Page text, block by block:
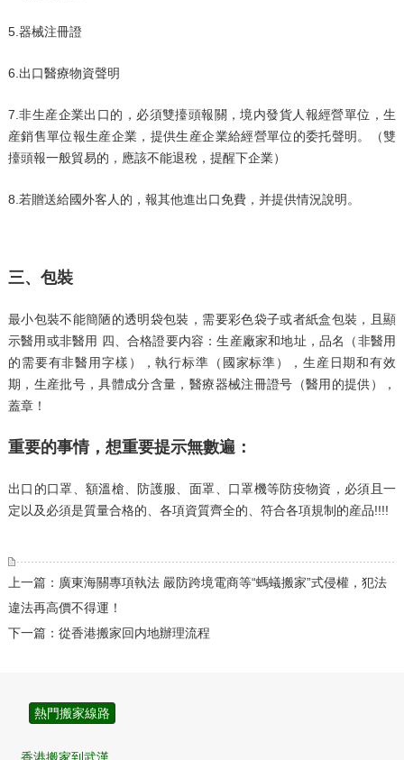
5.器械注冊證
6.出口醫療物資聲明
7.非生産企業出口的，必須雙擡頭報關，境内發貨人報經營單位，生
産銷售單位報生産企業，提供生産企業給經營單位的委托聲明。（雙
擡頭報一般貿易的，應該不能退稅，提醒下企業）
8.若贈送給國外客人的，報其他進出口免費，并提供情況說明。
三、包裝
最小包裝不能簡陋的透明袋包裝，需要彩色袋子或者紙盒包裝，且顯
示醫用或非醫用 四、合格證要内容：生産廠家和地址，品名（非醫用
的需要有非醫用字樣），執行标準（國家标準），生産日期和有效
期，生産批号，具體成分含量，醫療器械注冊證号（醫用的提供），
蓋章！
重要的事情，想重要提示無數遍：
出口的口罩、額溫槍、防護服、面罩、口罩機等防疫物資，必須且一
定以及必須是質量合格的、各項資質齊全的、符合各項規制的産品!!!!
上一篇：廣東海關專項執法 嚴防跨境電商等“螞蟻搬家”式侵權，犯法
違法再高價不得運！
下一篇：從香港搬家回内地辦理流程
熱門搬家線路